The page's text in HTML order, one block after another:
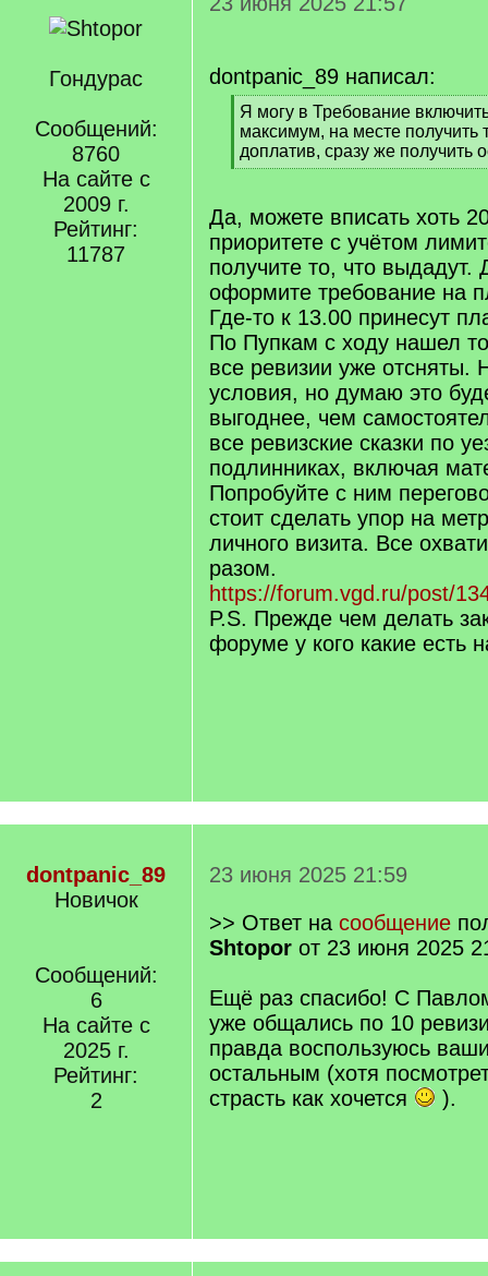
Гондурас
Сообщений:
8760
На сайте с
2009 г.
Рейтинг:
11787
dontpanic_89 написал:
[
q
]
Я могу в Требование
максимум, на месте получить
доплатив, сразу же получить
[
]
Да, можете вписать хоть
приоритете с учётом
получите то, что выдадут.
оформите требование на
Где-то к 13.00 принесут
По Пупкам с ходу нашел
все ревизии уже отсняты.
условия, но думаю это
выгоднее, чем
все ревизские сказки по
подлинниках, включая
Попробуйте с ним
стоит сделать упор на
личного визита. Все
разом.
https://forum.vgd.ru/post/
P.S. Прежде чем делать
форуме у кого какие есть
dontpanic_89
Новичок
Сообщений:
6
На сайте с
2025 г.
Рейтинг:
2
23 июня 2025 21:59
>> Ответ на сообщение
Shtopor от 23 июня 2025
Ещё раз спасибо! С
уже общались по 10
правда воспользуюсь
остальным (хотя
страсть как хочется
).